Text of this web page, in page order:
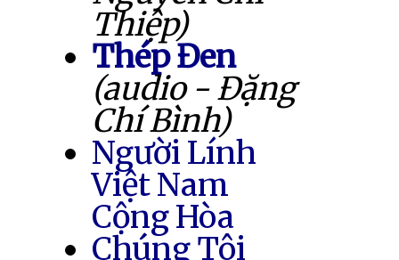
Thiệp)
Thép Đen
(audio - Đặng
Chí Bình)
Người Lính
Việt Nam
Cộng Hòa
Chúng Tôi